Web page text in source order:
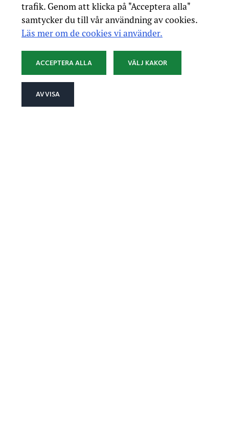
trafik. Genom att klicka på "Acceptera alla"
samtycker du till vår användning av cookies.
Läs mer om de cookies vi använder.
ACCEPTERA ALLA
AVVISA
VÄLJ KAKOR